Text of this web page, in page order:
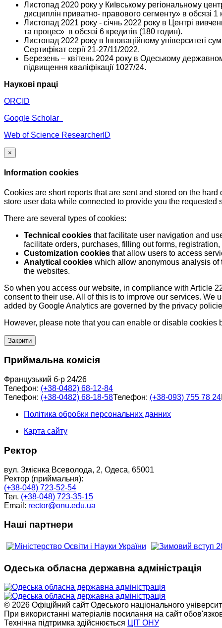
Листопад 2020 року у Київському регіональному
дисциплін приватно- правового сегменту» в обсязі
Листопад 2021 року - січнь 2022 року в Центрі
та процес» в обсязі 6 кредитів (180 годин).
Листопад 2022 року в Інноваційному університеті
Сертифікат серії 21-27/11/2022.
Березень – квітень 2024 року в Одеському
підвищення кваліфікації 1027/24.
Наукові праці
ORCID
Google Scholar
Web of Science ResearcherID
×
Information cookies
Cookies are short reports that are sent and stored on the
store user data while connected to provide you the
There are several types of cookies:
Technical cookies that facilitate user navigation and
facilitate orders, purchases, filling out forms,
Customization cookies that allow users to access
Analytical cookies which allow anonymous analysis
the websites.
So when you access our website, in compliance with Article
consent to their use. All of this is to improve our services.
added by Google Analytics are governed by the privacy
However, please note that you can enable or disable cookies
Закрити
Приймальна комісія
Французький б-р 24/26
Телефон: (+38-0482) 68-12-84
Телефон: (+38-0482) 68-18-58Телефон: (+38-093) 755 78 24
Політика обробки персональних данних
Карта сайту
Ректор
вул. Змієнка Всеволода, 2, Одеса, 65001
Ректор (приймальня):
(+38-048) 723-52-54
Тел. (+38-048) 723-35-15
Email: rector@onu.edu.ua
Наші партнери
Одеська обласна державна адміністрація
© 2026 Офіційний сайт Одеського національного
При використанні матеріалів посилання на сайт
Технічна підтримка здійснюється ЦІТ ОНУ